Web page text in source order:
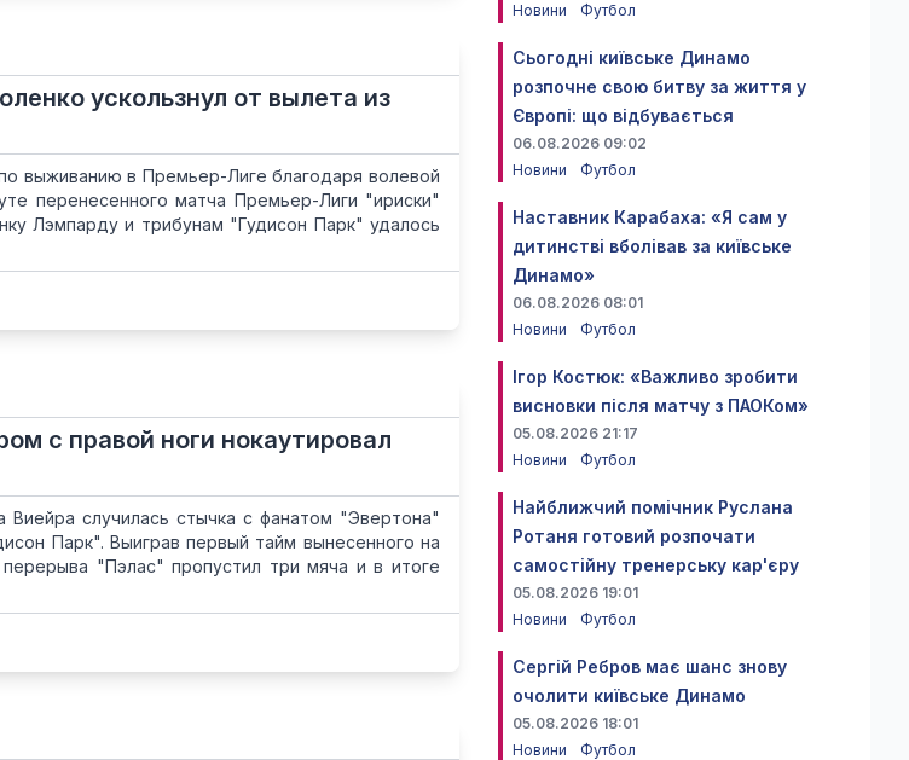
ускользнул от вылета из
выживанию в Премьер-Лиге благодаря волевой
перенесенного матча Премьер-Лиги "ириски"
Лэмпарду и трибунам "Гудисон Парк" удалось
с правой ноги нокаутировал
случилась стычка с фанатом "Эвертона"
Парк". Выиграв первый тайм вынесенного на
"Пэлас" пропустил три мяча и в итоге
Новини
Футбол
Сьогодні київське Динамо
розпочне свою битву за життя у
Європі: що відбувається
06.08.2026 09:02
Новини
Футбол
Наставник Карабаха: «Я сам у
дитинстві вболівав за київське
Динамо»
06.08.2026 08:01
Новини
Футбол
Ігор Костюк: «Важливо зробити
висновки після матчу з ПАОКом»
05.08.2026 21:17
Новини
Футбол
Найближчий помічник Руслана
Ротаня готовий розпочати
самостійну тренерську кар'єру
05.08.2026 19:01
Новини
Футбол
Сергій Ребров має шанс знову
очолити київське Динамо
05.08.2026 18:01
Новини
Футбол